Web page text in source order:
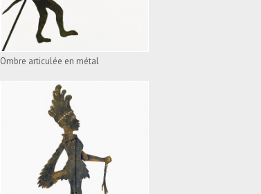
Ombre articulée en métal
OMBRE ARTICULÉE EN
MÉTAL
VOIR L'APPAREIL